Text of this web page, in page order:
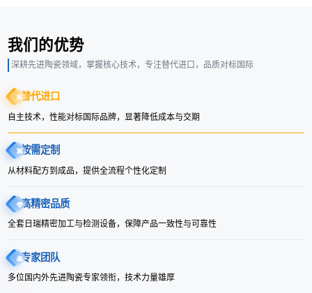
我们的优势
深耕先进陶瓷领域，掌握核心技术，专注替代进口，品质对标国际
替代进口
自主技术，性能对标国际品牌，显著降低成本与交期
按需定制
从材料配方到成品，提供全流程个性化定制
高精密品质
全套日瑞精密加工与检测设备，保障产品一致性与可靠性
专家团队
多位国内外先进陶瓷专家领衔，技术力量雄厚